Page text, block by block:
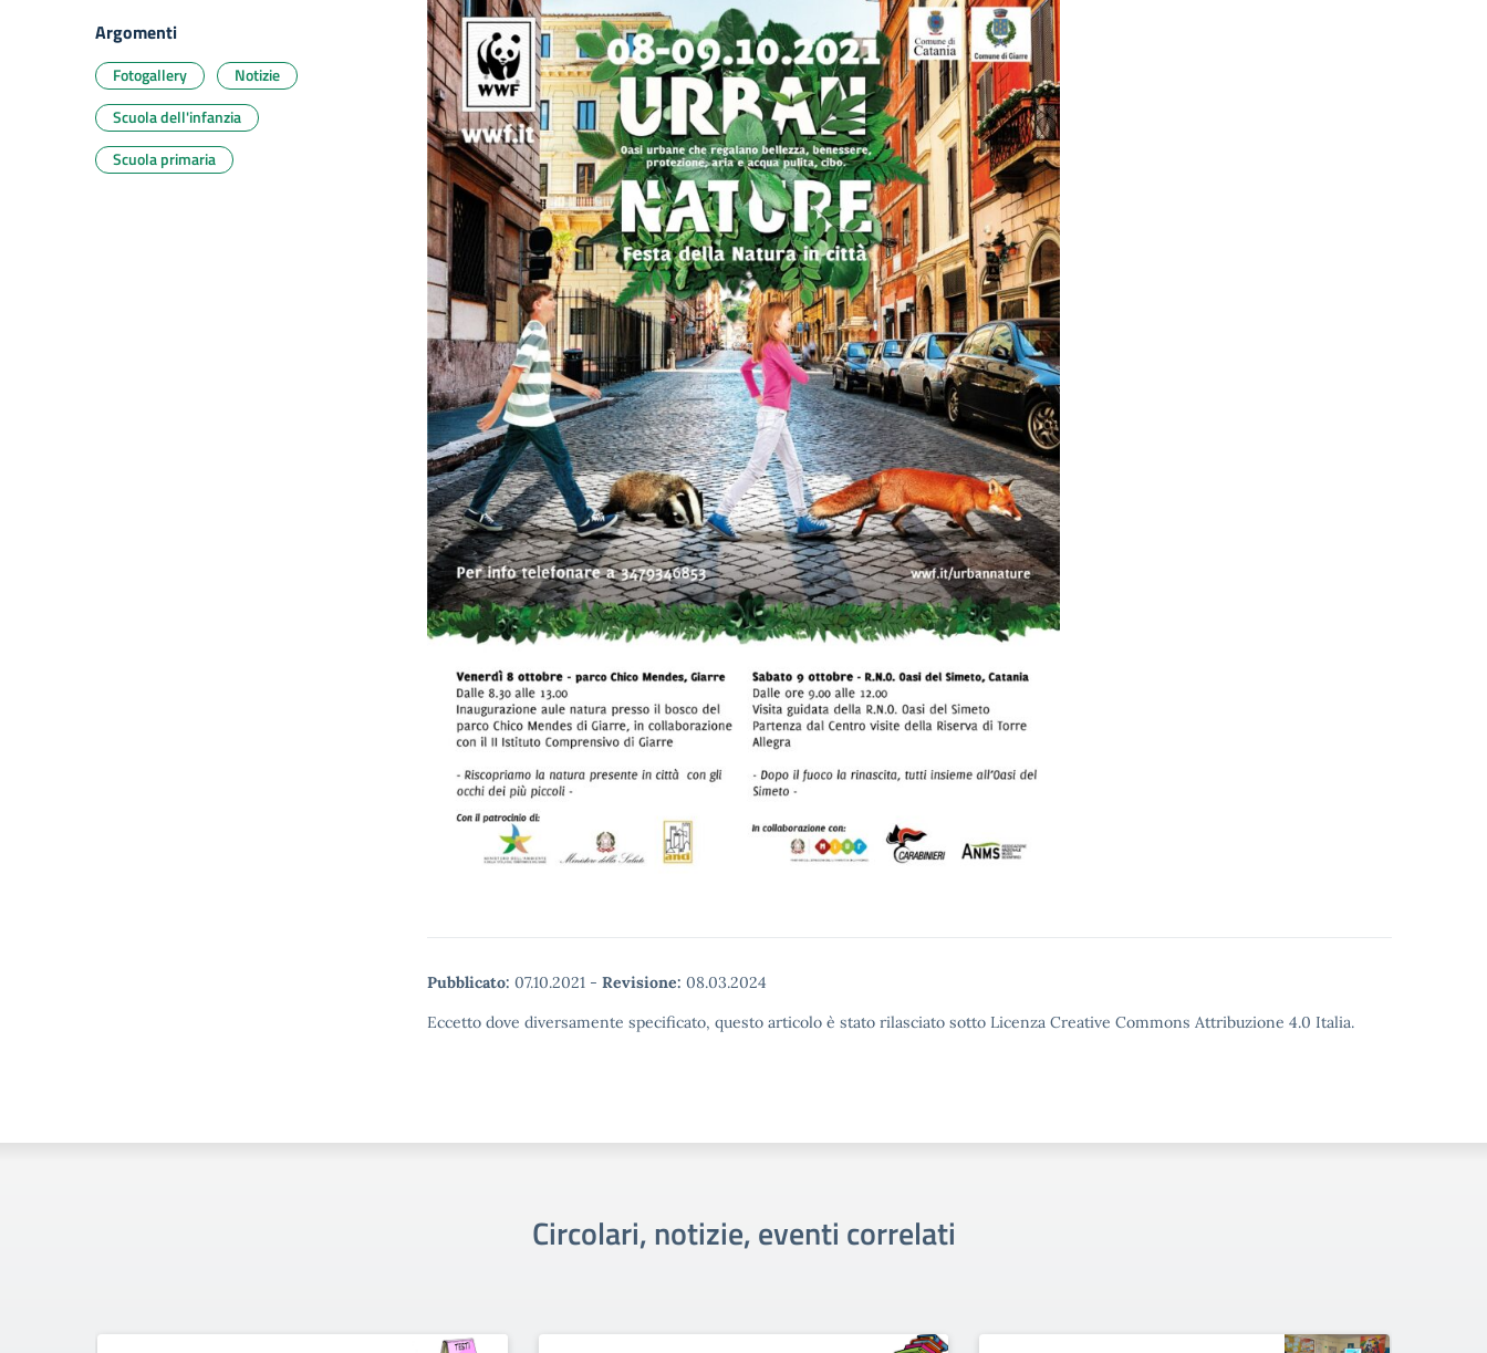
Pubblicato: 07.10.2021 - Revisione: 08.03.2024
Eccetto dove diversamente specificato, questo articolo è stato rilasciato sotto Licenza Creative Commons Attribuzione 4.0 Italia.
Argomenti
Fotogallery
Notizie
Scuola dell'infanzia
Scuola primaria
Circolari, notizie, eventi correlati